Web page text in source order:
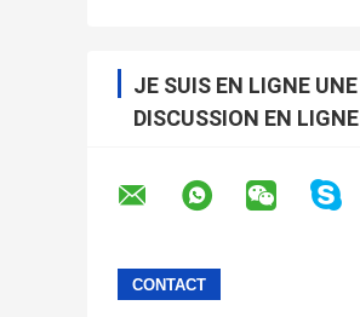
JE SUIS EN LIGNE UNE
DISCUSSION EN LIGNE